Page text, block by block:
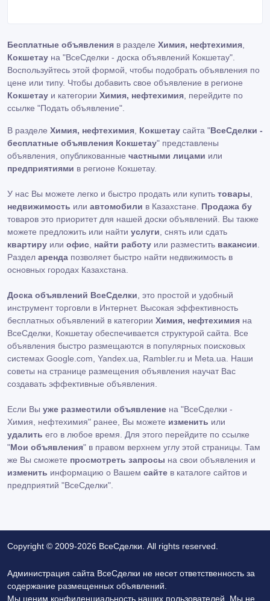
Бесплатные объявления в разделе Химия, нефтехимия
Кокшетау на "ВсеСделки - доска объявлений Кокшетау".
Воспользуйтесь этой формой, чтобы подобрать объявления по
цене или типу. Чтобы добавить свое объявление в регионе
Кокшетау и категории Химия, нефтехимия , перейдите по
ссылке "Подать объявление"
В разделе Химия, нефтехимия Кокшетау сайта "ВсеСделки -
бесплатные объявления Кокшетау" представлены
объявления, опубликованные частными лицами или
предприятиями в регионе Кокшетау.
У нас Вы можете легко и быстро продать или купить товары
недвижимость или автомобили в Казахстане. Продажа бу
товаров это приоритет для нашей доски объявлений. Вы также
можете предложить или найти услуги , снять или сдать
квартиру или офис найти работу или разместить вакансии
Раздел аренда позволяет быстро найти недвижимость в
основных городах Казахстана.
Доска объявлений ВсеСделки , это простой и удобный
инструмент торговли в Интернет. Высокая эффективность
бесплатных объявлений в категории Химия, нефтехимия на
ВсеСделки, Кокшетау обеспечивается структурой сайта. Все
объявления быстро размещаются в популярных поисковых
системах Google.com, Yandex.ua, Rambler.ru и Meta.ua. Наши
советы на странице размещения объявления научат Вас
создавать эффективные объявления.
Если Вы уже разместили объявление на "ВсеСделки -
Химия, нефтехимия" ранее, Вы можете изменить или
удалить его в любое время. Для этого перейдите по ссылке
"Мои объявления" в правом верхнем углу этой страницы. Там
же Вы сможете просмотреть запросы на свои объявления и
изменить информацию о Вашем сайте в каталоге сайтов и
предприятий "ВсеСделки".
Copyright © 2009-2026 ВсеСделки. All rights reserved.
Администрация сайта ВсеСделки не несет ответственность за
содержание размещенных объявлений.
Мы ценим конфиденциальность наших пользователей. Мы не